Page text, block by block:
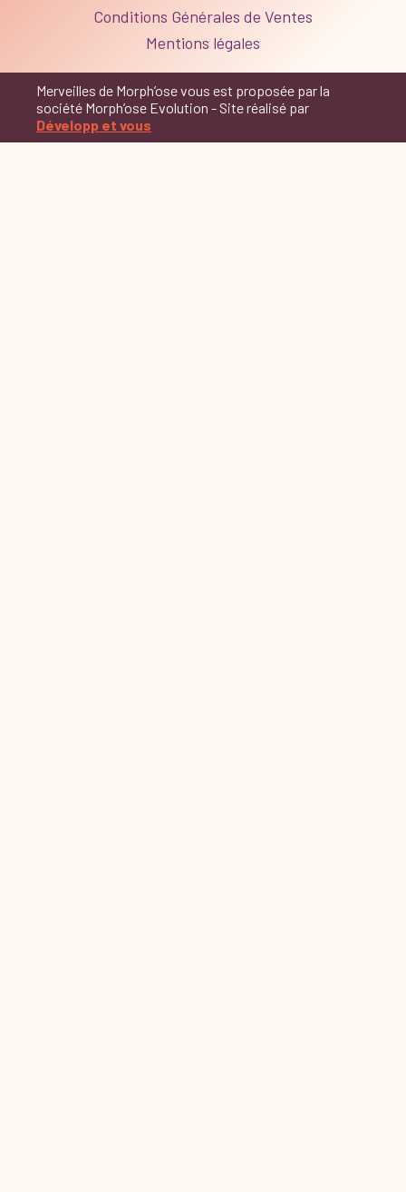
Conditions Générales de Ventes
Mentions légales
Merveilles de Morph’ose vous est proposée par la
société Morph’ose Evolution - Site réalisé par
Développ et vous